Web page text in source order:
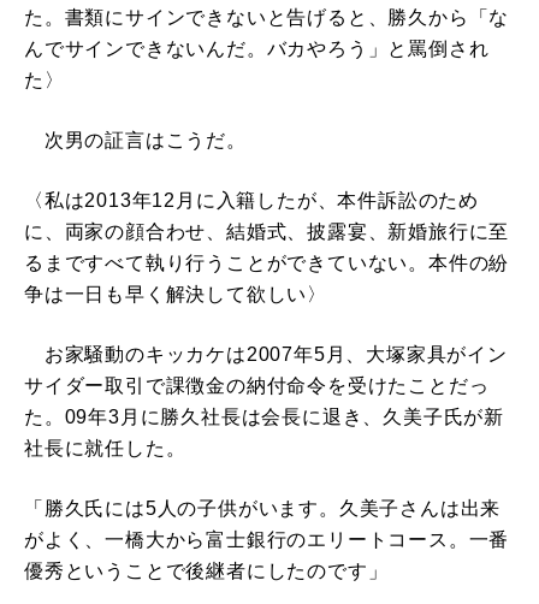
た。書類にサインできないと告げると、勝久から「な
んでサインできないんだ。バカやろう」と罵倒され
た〉
次男の証言はこうだ。
〈私は2013年12月に入籍したが、本件訴訟のため
に、両家の顔合わせ、結婚式、披露宴、新婚旅行に至
るまですべて執り行うことができていない。本件の紛
争は一日も早く解決して欲しい〉
お家騒動のキッカケは2007年5月、大塚家具がイン
サイダー取引で課徴金の納付命令を受けたことだっ
た。09年3月に勝久社長は会長に退き、久美子氏が新
社長に就任した。
「勝久氏には5人の子供がいます。久美子さんは出来
がよく、一橋大から富士銀行のエリートコース。一番
優秀ということで後継者にしたのです」